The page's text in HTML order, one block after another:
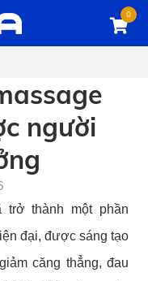
0
người
trở thành một phần
đại, được sáng tạo
căng thẳng, đau